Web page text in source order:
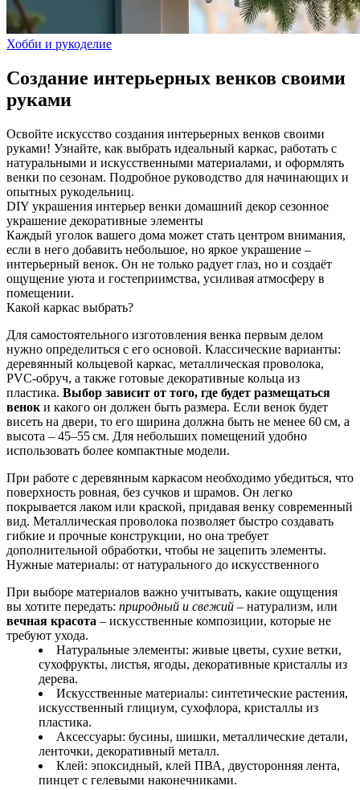
Хобби и рукоделие
Создание интерьерных венков своими
руками
Освойте искусство создания интерьерных венков своими
руками! Узнайте, как выбрать идеальный каркас, работать с
натуральными и искусственными материалами, и оформлять
венки по сезонам. Подробное руководство для начинающих и
опытных рукодельниц.
DIY украшения интерьер венки домашний декор сезонное
украшение декоративные элементы
Каждый уголок вашего дома может стать центром внимания,
если в него добавить небольшое, но яркое украшение –
интерьерный венок. Он не только радует глаз, но и создаёт
ощущение уюта и гостеприимства, усиливая атмосферу в
помещении.
Какой каркас выбрать?
Для самостоятельного изготовления венка первым делом
нужно определиться с его основой. Классические варианты:
деревянный кольцевой каркас, металлическая проволока,
PVC-обруч, а также готовые декоративные кольца из
пластика. Выбор зависит от того, где будет размещаться
венок и какого он должен быть размера. Если венок будет
висеть на двери, то его ширина должна быть не менее 60 см, а
высота – 45–55 см. Для небольших помещений удобно
использовать более компактные модели.
При работе с деревянным каркасом необходимо убедиться, что
поверхность ровная, без сучков и шрамов. Он легко
покрывается лаком или краской, придавая венку современный
вид. Металлическая проволока позволяет быстро создавать
гибкие и прочные конструкции, но она требует
дополнительной обработки, чтобы не зацепить элементы.
Нужные материалы: от натурального до искусственного
При выборе материалов важно учитывать, какие ощущения
вы хотите передать: природный и свежий – натурализм, или
вечная красота – искусственные композиции, которые не
требуют ухода.
Натуральные элементы: живые цветы, сухие ветки,
сухофрукты, листья, ягоды, декоративные кристаллы из
дерева.
Искусственные материалы: синтетические растения,
искусственный глициум, сухофлора, кристаллы из
пластика.
Аксессуары: бусины, шишки, металлические детали,
ленточки, декоративный металл.
Клей: эпоксидный, клей ПВА, двусторонняя лента,
пинцет с гелевыми наконечниками.